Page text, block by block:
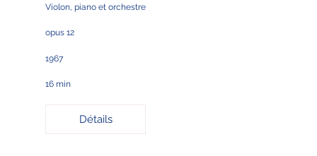
Violon, piano et orchestre
opus 12
1967
16 min
Détails